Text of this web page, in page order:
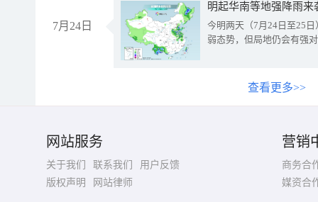
7月24日
明起华南等地强降雨
今明两天（7月24日至25
弱态势，但局地仍会有强
查看更多>>
网站服务
关于我们 联系我们
用户反馈
版权声明
网站律师
营销
商务合
媒资合